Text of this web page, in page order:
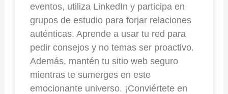
eventos, utiliza LinkedIn y participa en
grupos de estudio para forjar relaciones
auténticas. Aprende a usar tu red para
pedir consejos y no temas ser proactivo.
Además, mantén tu sitio web seguro
mientras te sumerges en este
emocionante universo. ¡Conviértete en